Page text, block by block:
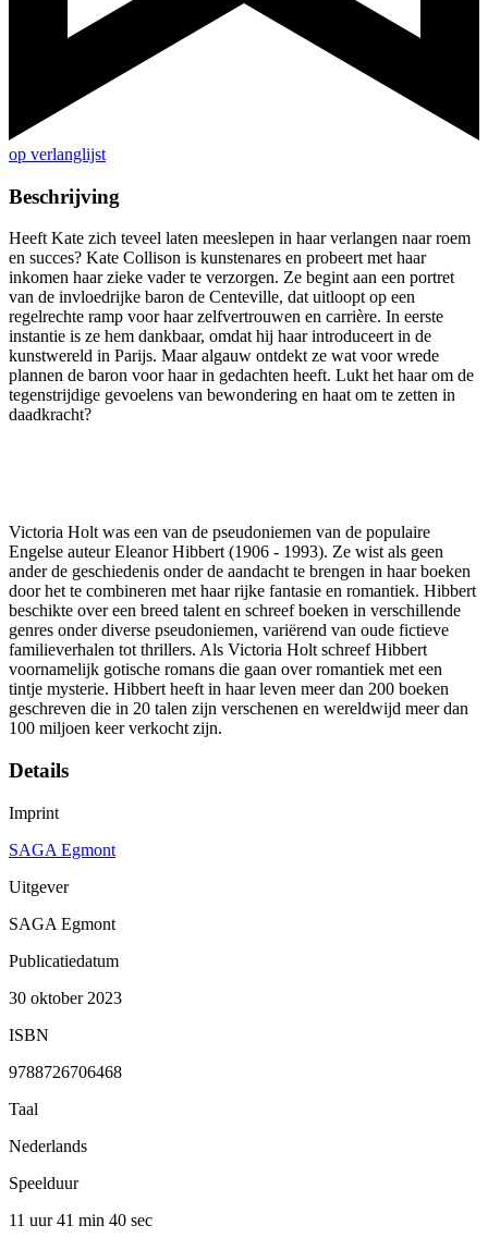
op verlanglijst
Beschrijving
Heeft Kate zich teveel laten meeslepen in haar verlangen naar roem
en succes? Kate Collison is kunstenares en probeert met haar
inkomen haar zieke vader te verzorgen. Ze begint aan een portret
van de invloedrijke baron de Centeville, dat uitloopt op een
regelrechte ramp voor haar zelfvertrouwen en carrière. In eerste
instantie is ze hem dankbaar, omdat hij haar introduceert in de
kunstwereld in Parijs. Maar algauw ontdekt ze wat voor wrede
plannen de baron voor haar in gedachten heeft. Lukt het haar om de
tegenstrijdige gevoelens van bewondering en haat om te zetten in
daadkracht?
Victoria Holt was een van de pseudoniemen van de populaire
Engelse auteur Eleanor Hibbert (1906 - 1993). Ze wist als geen
ander de geschiedenis onder de aandacht te brengen in haar boeken
door het te combineren met haar rijke fantasie en romantiek. Hibbert
beschikte over een breed talent en schreef boeken in verschillende
genres onder diverse pseudoniemen, variërend van oude fictieve
familieverhalen tot thrillers. Als Victoria Holt schreef Hibbert
voornamelijk gotische romans die gaan over romantiek met een
tintje mysterie. Hibbert heeft in haar leven meer dan 200 boeken
geschreven die in 20 talen zijn verschenen en wereldwijd meer dan
100 miljoen keer verkocht zijn.
Details
Imprint
SAGA Egmont
Uitgever
SAGA Egmont
Publicatiedatum
30 oktober 2023
ISBN
9788726706468
Taal
Nederlands
Speelduur
11 uur 41 min 40 sec